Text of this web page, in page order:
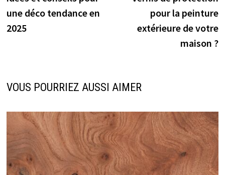
l’article
une déco tendance en
2025
pour la peinture
extérieure de votre
maison ?
VOUS POURRIEZ AUSSI AIMER